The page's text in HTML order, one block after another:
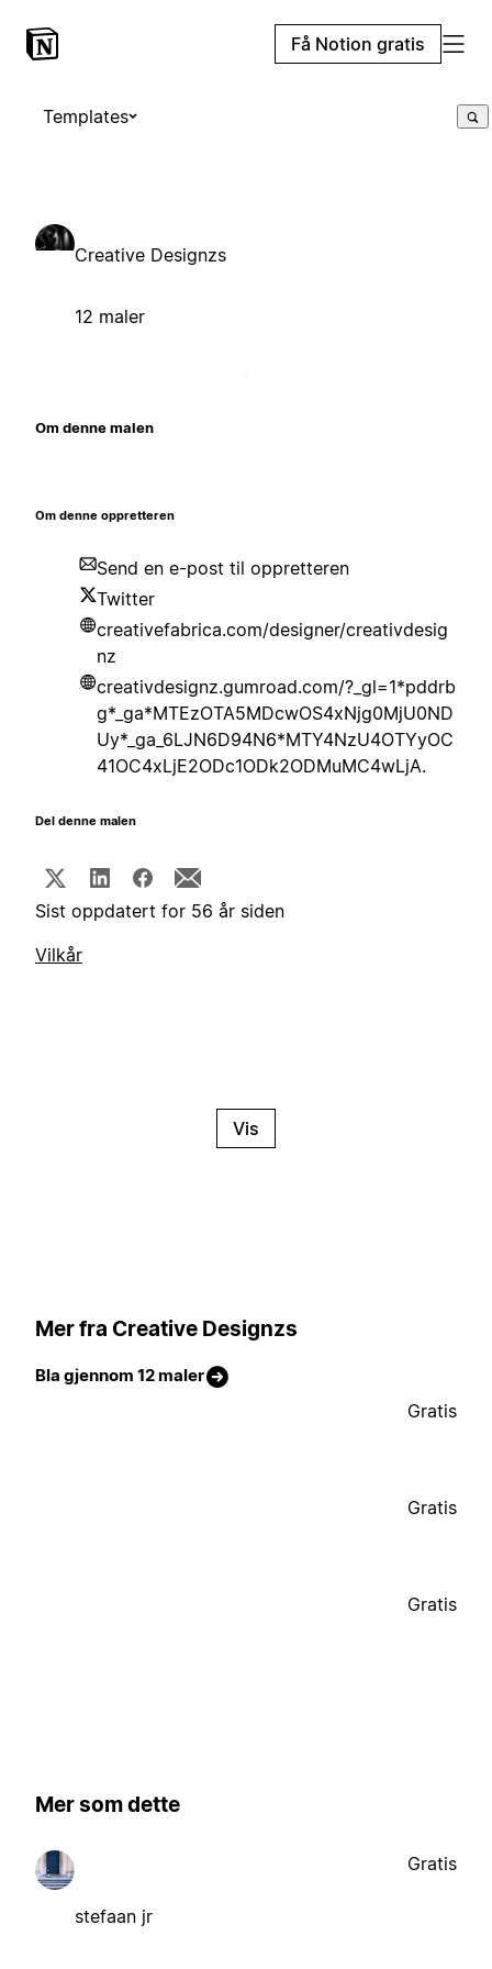
Få Notion gratis
Templates
Creative Designzs
12 maler
Om denne malen
Om denne oppretteren
Send en e-post til oppretteren
Twitter
creativefabrica.com/designer/creativdesig
nz
creativdesignz.gumroad.com/?_gl=1*pddrb
g*_ga*MTEzOTA5MDcwOS4xNjg0MjU0ND
Uy*_ga_6LJN6D94N6*MTY4NzU4OTYyOC
41OC4xLjE2ODc1ODk2ODMuMC4wLjA.
Del denne malen
Sist oppdatert for 56 år siden
Vilkår
Vis
Mer fra Creative Designzs
Bla gjennom 12 maler
Gratis
Gratis
Gratis
Mer som dette
stefaan jr
Gratis